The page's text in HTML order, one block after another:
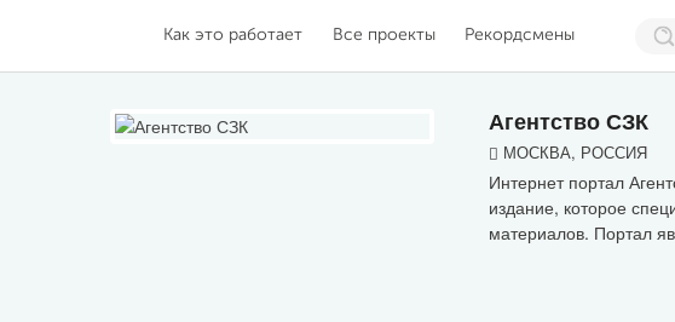
Как это работает Все проекты Рекордсмены
Агентство СЗК
МОСКВА, РОССИЯ
Интернет портал
издание, которое
материалов. Портал